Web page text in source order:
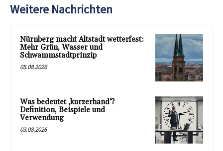
Weitere Nachrichten
Nürnberg macht Altstadt wetterfest:
Mehr Grün, Wasser und
Schwammstadtprinzip
05.08.2026
Was bedeutet ‚kurzerhand‘?
Definition, Beispiele und
Verwendung
03.08.2026